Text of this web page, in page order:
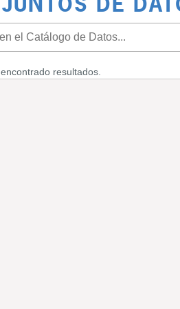
DE
resultados.